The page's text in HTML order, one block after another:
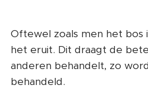
Oftewel zoals men het
het eruit. Dit draagt de
anderen behandelt, zo
behandeld.